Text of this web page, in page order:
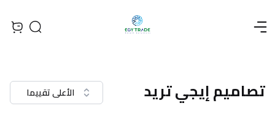
Open menu
Search
bag
تصاميم إيجي تريد الأعلى تقييما